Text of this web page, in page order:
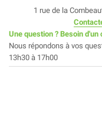
1 rue de la
Une question ? Besoin d'un
Nous répondons à vos
13h30 à 17h00